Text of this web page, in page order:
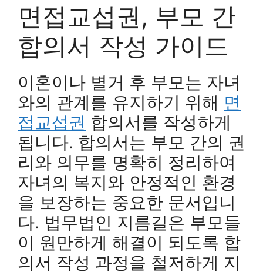
면접교섭권, 부모 간
합의서 작성 가이드
이혼이나 별거 후 부모는 자녀
와의 관계를 유지하기 위해 면
접교섭권 합의서를 작성하게
됩니다. 합의서는 부모 간의 권
리와 의무를 명확히 정리하여
자녀의 복지와 안정적인 환경
을 보장하는 중요한 문서입니
다. 법무법인 지름길은 부모들
이 원만하게 해결이 되도록 합
의서 작성 과정을 철저하게 지